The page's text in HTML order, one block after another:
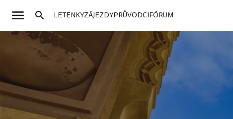
LETENKYZÁJEZDYPRŮVODCIFÓRUM